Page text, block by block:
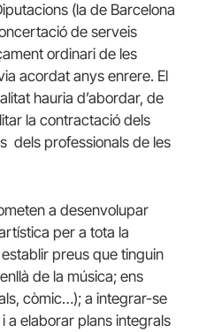
(la de Barcelona
de serveis
ordinari de les
acordat anys enrere. El
hauria d’abordar, de
la contractació dels
dels professionals de les
a desenvolupar
per a tota la
preus que tinguin
de la música; ens
còmic…); a integrar-se
a elaborar plans integrals